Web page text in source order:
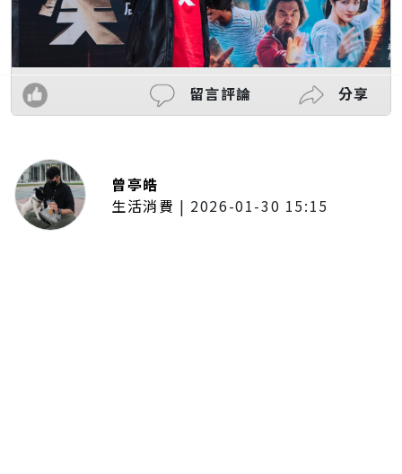
留言評論 分享
曾亭皓
生活消費 | 2026-01-30 15:15